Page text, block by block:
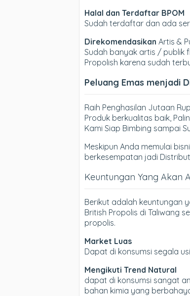
Halal dan Terdaftar BPOM
Sudah terdaftar dan ada
Direkomendasikan Artis &
Sudah banyak artis / publik
Propolish karena sudah
Peluang Emas menjadi
Raih Penghasilan Jutaan
Produk berkualitas baik,
Kami Siap Bimbing sampai
Meskipun Anda memulai
berkesempatan jadi
Keuntungan Yang Akan
Berikut adalah keuntungan
British Propolis di Taliwang
propolis.
Market Luas
Dapat di konsumsi segala
Mengikuti Trend Natural
dapat di konsumsi sangat
bahan kimia yang